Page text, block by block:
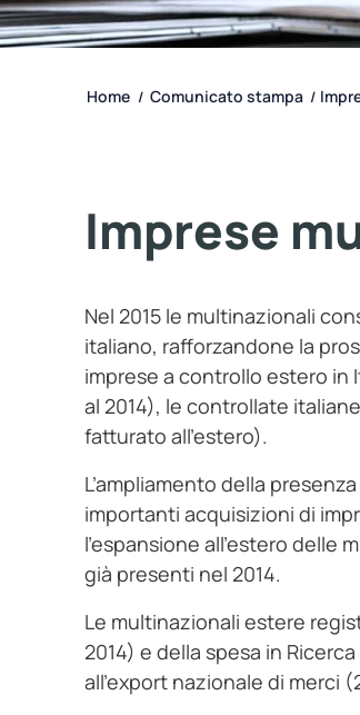
Home / Comunicato stampa /
Imprese
Nel 2015 le multinazionali
italiano, rafforzandone la
imprese a controllo estero in
al 2014), le controllate
fatturato all’estero).
L’ampliamento della
importanti acquisizioni di
l’espansione all’estero
già presenti nel 2014.
Le multinazionali estere
2014) e della spesa in
all’export nazionale di merci